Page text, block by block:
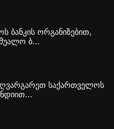
ბანკის ორგანიზებით,
ბ...
საქართველოს